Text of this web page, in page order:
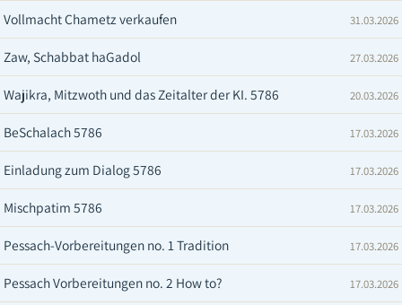
Vollmacht Chametz verkaufen 31.03.2026
Zaw, Schabbat haGadol 27.03.2026
Wajikra, Mitzwoth und das Zeitalter der KI. 5786 20.03.2026
BeSchalach 5786 17.03.2026
Einladung zum Dialog 5786 17.03.2026
Mischpatim 5786 17.03.2026
Pessach-Vorbereitungen no. 1 Tradition 17.03.2026
Pessach Vorbereitungen no. 2 How to? 17.03.2026